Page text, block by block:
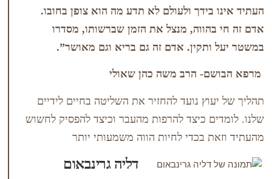
ולעולם לא תדע מה הוא צופן בחובו.
מנצל את הזמן שברשותו, מסדרו
אדם זה גם בריא וגם מאושר”.
הרב משה כהן שאולי
נועד להחזיר את השליטה בחיים לידיים
כיצד להרפות מהעבר וכיצד להפסיק לחשוש
בכדי לחיות הווה משמעותי יותר
דליה גרינבאום